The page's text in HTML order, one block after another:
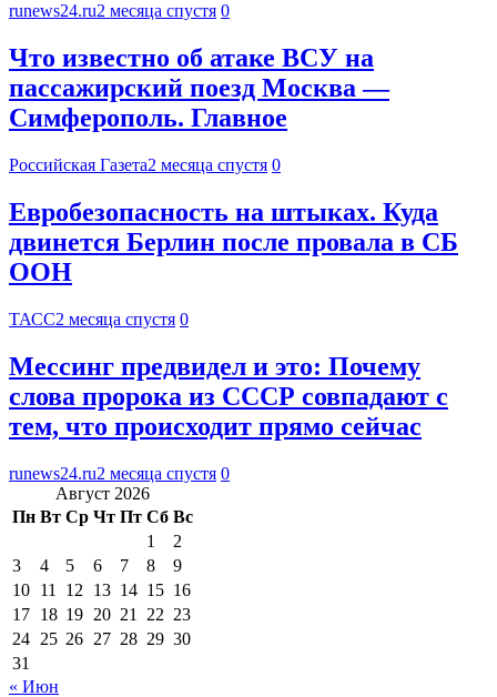
runews24.ru2 месяца спустя 0
Что известно об атаке ВСУ на
пассажирский поезд Москва —
Симферополь. Главное
Российская Газета2 месяца спустя 0
Евробезопасность на штыках. Куда
двинется Берлин после провала в СБ
ООН
ТАСС2 месяца спустя 0
Мессинг предвидел и это: Почему
слова пророка из СССР совпадают с
тем, что происходит прямо сейчас
runews24.ru2 месяца спустя 0
Август 2026
Пн Вт Ср Чт Пт Сб Вс
1
2
3
4 5 6 7 8
9
10 11 12 13 14 15 16
17 18 19 20 21 22 23
24 25 26 27 28 29 30
31
« Июн